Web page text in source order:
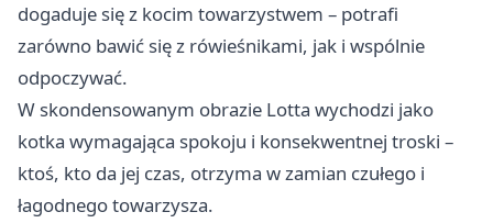
dogaduje się z kocim towarzystwem – potrafi
zarówno bawić się z rówieśnikami, jak i wspólnie
odpoczywać.
W skondensowanym obrazie Lotta wychodzi jako
kotka wymagająca spokoju i konsekwentnej troski –
ktoś, kto da jej czas, otrzyma w zamian czułego i
łagodnego towarzysza.